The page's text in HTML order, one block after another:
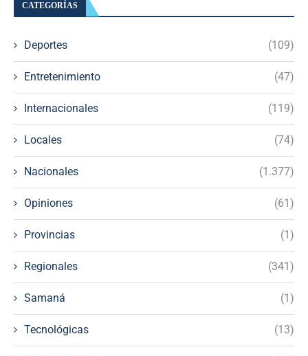
CATEGORÍAS
Deportes (109)
Entretenimiento (47)
Internacionales (119)
Locales (74)
Nacionales (1.377)
Opiniones (61)
Provincias (1)
Regionales (341)
Samaná (1)
Tecnológicas (13)